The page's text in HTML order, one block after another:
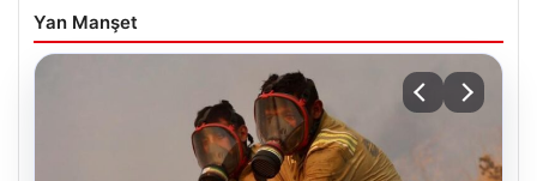
Yan Manşet